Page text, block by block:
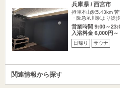
兵庫県 / 西宮市
摂津本山駅5.43km 苦
・阪急夙川駅より徒
営業時間 9:00～
入浴料金 6,000円～
日帰り サウナ
関連情報から探す